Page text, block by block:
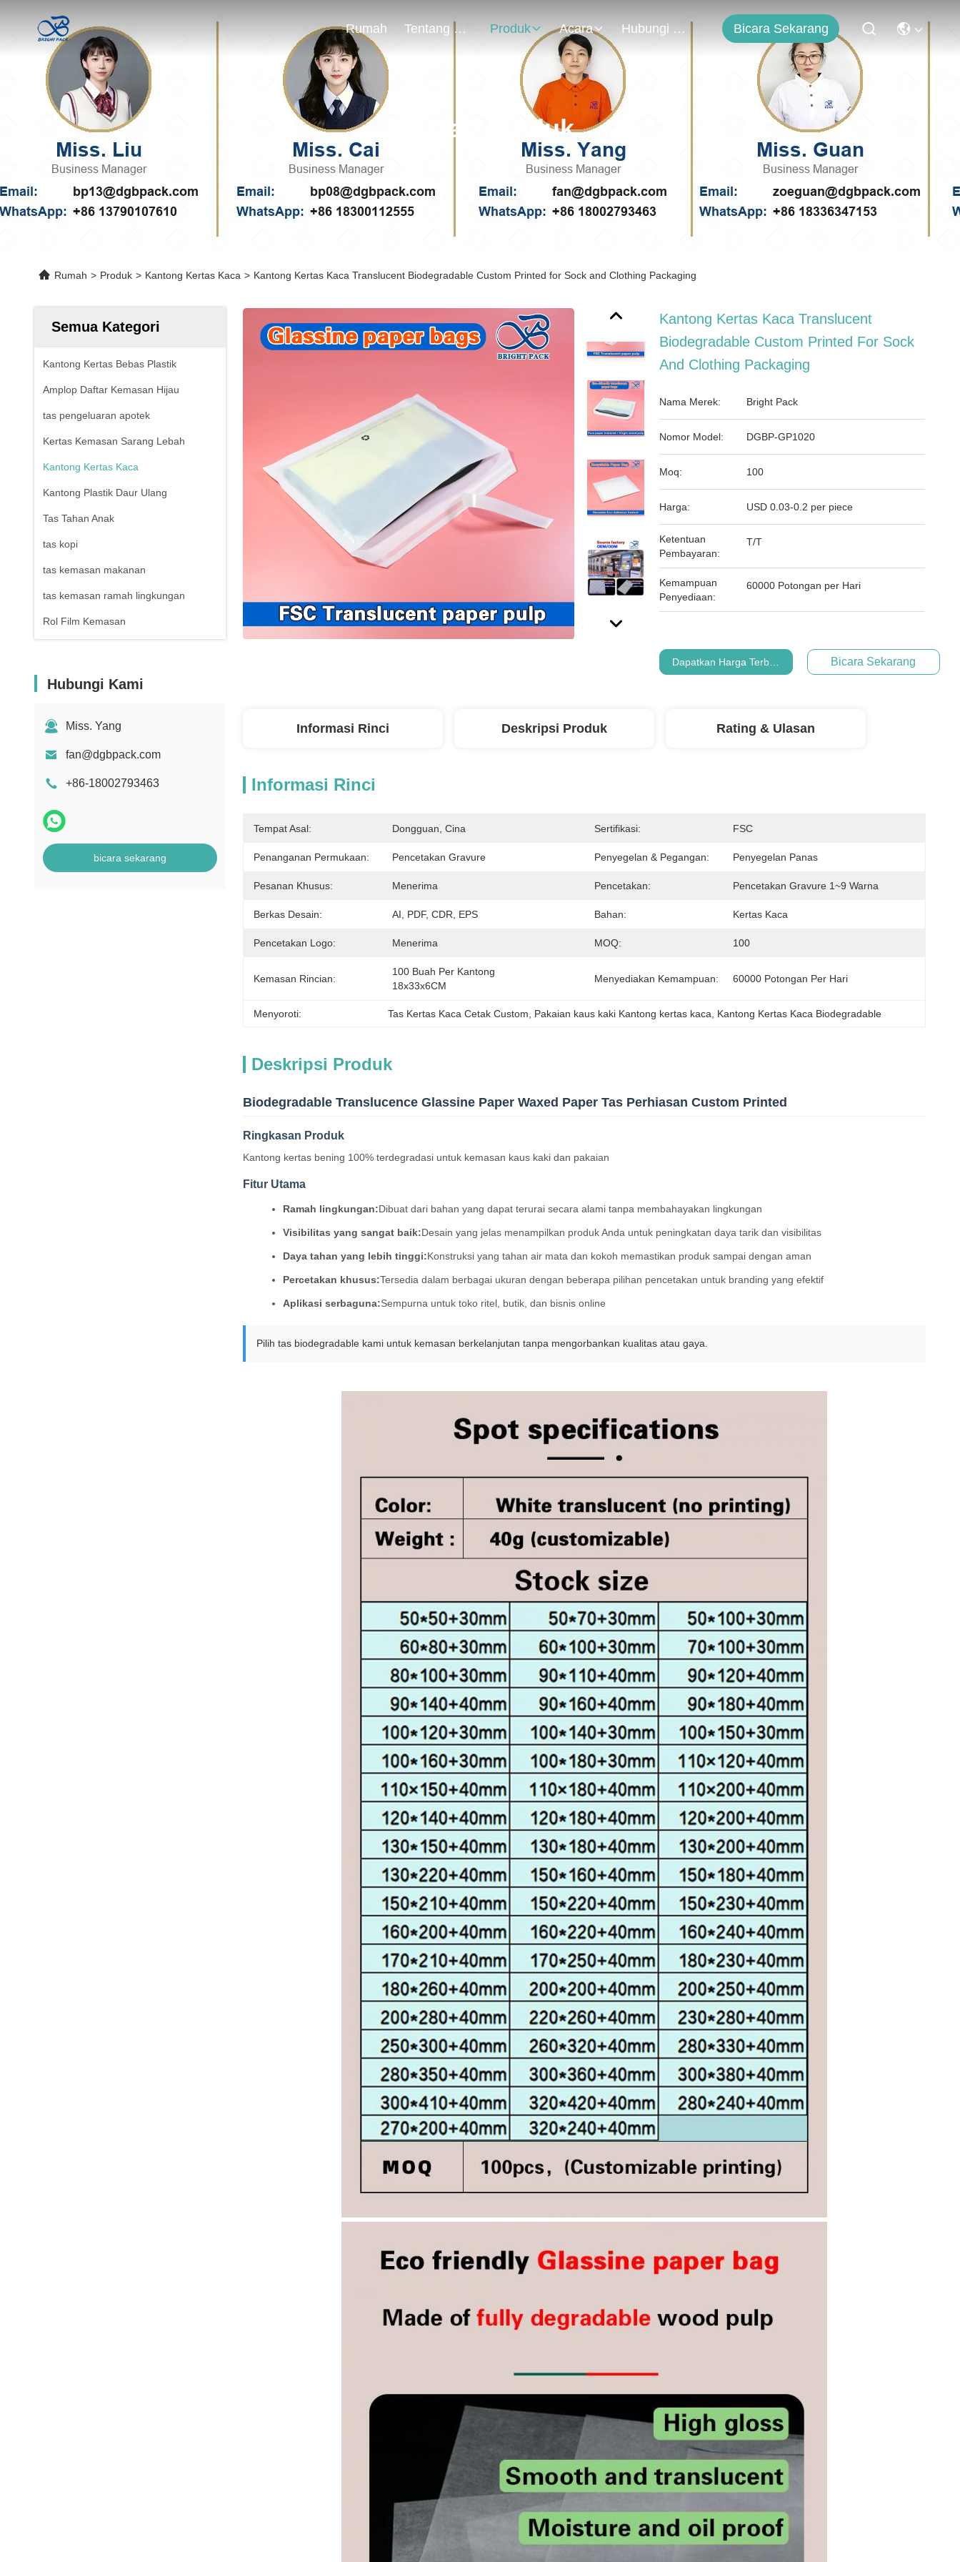
Rumah Tentang Kami Produk Acara Hubungi Kami Bicara Sekarang
Rincian Produk
Rumah > Produk > Kantong Kertas Kaca > Kantong Kertas Kaca Translucent Biodegradable Custom Printed for Sock and Clothing Packaging
Semua Kategori
Kantong Kertas Bebas Plastik
Amplop Daftar Kemasan Hijau
tas pengeluaran apotek
Kertas Kemasan Sarang Lebah
Kantong Kertas Kaca
Kantong Plastik Daur Ulang
Tas Tahan Anak
tas kopi
tas kemasan makanan
tas kemasan ramah lingkungan
Rol Film Kemasan
Hubungi Kami
Miss. Yang
fan@dgbpack.com
+86-18002793463
bicara sekarang
Kantong Kertas Kaca Translucent
Biodegradable Custom Printed For Sock
And Clothing Packaging
Nama Merek: Bright Pack
Nomor Model: DGBP-GP1020
Moq: 100
Harga: USD 0.03-0.2 per piece
Ketentuan
Pembayaran:
T/T
Kemampuan
Penyediaan:
60000 Potongan per Hari
Dapatkan Harga Terbaik Bicara Sekarang
Informasi Rinci Deskripsi Produk Rating & Ulasan
Informasi Rinci
Tempat Asal: Dongguan, Cina Sertifikasi: FSC
Penanganan Permukaan: Pencetakan Gravure Penyegelan & Pegangan: Penyegelan Panas
Pesanan Khusus: Menerima Pencetakan: Pencetakan Gravure 1~9 Warna
Berkas Desain: AI, PDF, CDR, EPS Bahan: Kertas Kaca
Pencetakan Logo: Menerima MOQ: 100
Kemasan Rincian:
100 Buah Per Kantong
18x33x6CM
Menyediakan Kemampuan: 60000 Potongan Per Hari
Menyoroti: Tas Kertas Kaca Cetak Custom Pakaian kaus kaki Kantong kertas kaca Kantong Kertas Kaca Biodegradable
Deskripsi Produk
Biodegradable Translucence Glassine Paper Waxed Paper Tas Perhiasan Custom Printed
Ringkasan Produk
Kantong kertas bening 100% terdegradasi untuk kemasan kaus kaki dan pakaian
Fitur Utama
Ramah lingkungan:Dibuat dari bahan yang dapat terurai secara alami tanpa membahayakan lingkungan
Visibilitas yang sangat baik:Desain yang jelas menampilkan produk Anda untuk peningkatan daya tarik dan visibilitas
Daya tahan yang lebih tinggi:Konstruksi yang tahan air mata dan kokoh memastikan produk sampai dengan aman
Percetakan khusus:Tersedia dalam berbagai ukuran dengan beberapa pilihan pencetakan untuk branding yang efektif
Aplikasi serbaguna:Sempurna untuk toko ritel, butik, dan bisnis online
Pilih tas biodegradable kami untuk kemasan berkelanjutan tanpa mengorbankan kualitas atau gaya.